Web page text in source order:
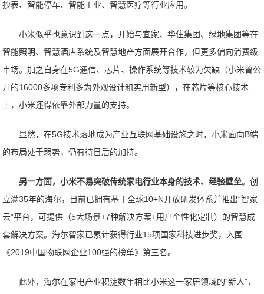
抄表、智能停车、智能工业、智慧医疗等行业应用。
小米似乎也意识到这一点，开始与宜家、华住集团、绿地集团等在
智能照明、智慧酒店系统及智慧地产方面展开合作，但更多偏向消费级
市场。加之自身在5G通信、芯片、操作系统等技术较为欠缺（小米曾公
开的16000多项专利多为外观设计和实用新型），在芯片等核心技术
上，小米还得依靠外部力量的支持。
显然，在5G技术落地成为产业互联网基础设施之时，小米面向B端
的布局处于弱势，仍有待日后的加持。
另一方面，小米不易突破传统家电行业本身的技术、经验壁垒。创
立满35年的海尔，目前已拥有基于全球10+N开放研发体系并推出“智家
云”平台，可提供（5大场景+7种解决方案+用户个性化定制）的智慧成
套解决方案。海尔智家已累计获得行业15项国家科技进步奖，入围
《2019中国物联网企业100强的榜单》第三名。
此外，海尔在家电产业积淀数年相比小米这一家居领域的“新人”，